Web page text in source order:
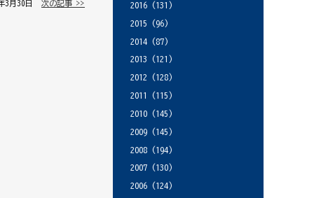
3月30日 │ 次の記事 >>
2016 (131)
2015 (96)
2014 (87)
2013 (121)
2012 (128)
2011
(115)
2010 (145)
2009 (145)
2008 (194)
2007 (130)
2006 (124)